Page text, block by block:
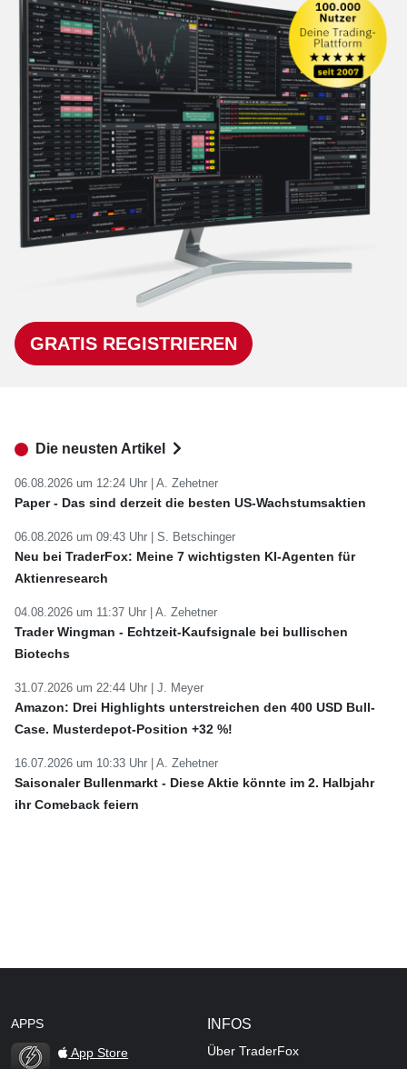
GRATIS REGISTRIEREN
Die neusten Artikel
06.08.2026 um 12:24 Uhr | A. Zehetner
Paper - Das sind derzeit die besten US-Wachstumsaktien
06.08.2026 um 09:43 Uhr | S. Betschinger
Neu bei TraderFox: Meine 7 wichtigsten KI-Agenten für
Aktienresearch
04.08.2026 um 11:37 Uhr | A. Zehetner
Trader Wingman - Echtzeit-Kaufsignale bei bullischen
Biotechs
31.07.2026 um 22:44 Uhr | J. Meyer
Amazon: Drei Highlights unterstreichen den 400 USD Bull-
Case. Musterdepot-Position +32 %!
16.07.2026 um 10:33 Uhr | A. Zehetner
Saisonaler Bullenmarkt - Diese Aktie könnte im 2. Halbjahr
ihr Comeback feiern
APPS
App Store
INFOS
Über TraderFox